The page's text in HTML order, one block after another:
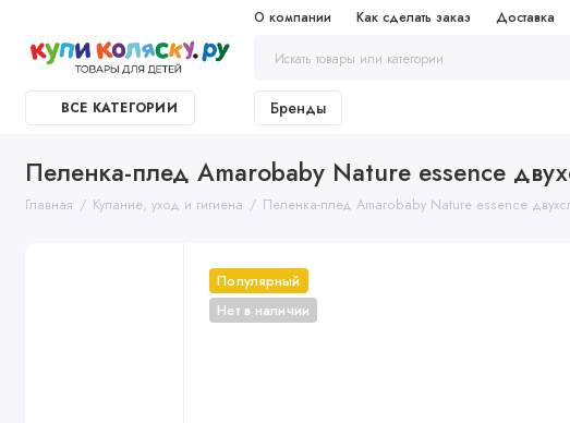
О компании Как сделать заказ Доставка
ВСЕ КАТЕГОРИИ Бренды
Пеленка-плед Amarobaby Nature essence
Главная Купание, уход и гигиена Пеленка-плед Amarobaby Nature essence
Популярный
Нет в наличии